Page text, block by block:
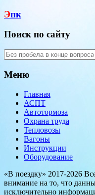
Эпк
Поиск по сайту
Меню
Главная
АСПТ
Автотормоза
Охрана труда
Тепловозы
Вагоны
Инструкции
Оборудование
«В поездку» 2017-2026
внимание на то, что
исключительно